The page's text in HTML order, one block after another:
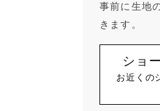
事前に生地
きます。
ショ
お近くの